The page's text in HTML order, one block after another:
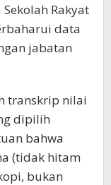
Rakyat
data
jabatan
transkrip nilai
dipilih
bahwa
(tidak hitam
bukan